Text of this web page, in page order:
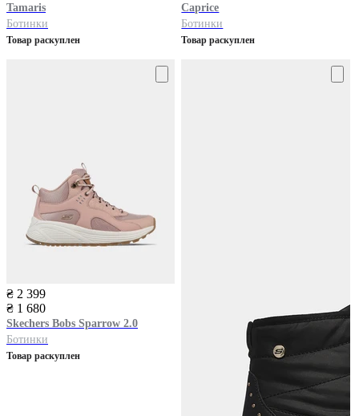
Tamaris
Ботинки
Товар раскуплен
Caprice
Ботинки
Товар раскуплен
₴ 2 399
₴ 1 680
Skechers Bobs Sparrow 2.0
Ботинки
Товар раскуплен